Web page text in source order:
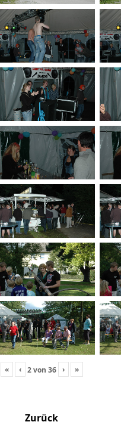
« ‹ 2von 36 › »
Zurück